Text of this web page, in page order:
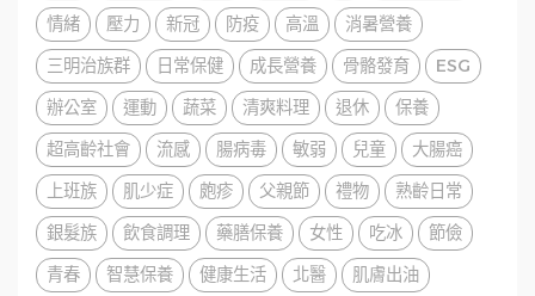
情緒
壓力 新冠 防疫 高溫
消暑營養
三明治族群
日常保健 成長營養 骨骼發育
ESG
辦公室
運動 蔬菜 清爽料理 退休
保養
超高齡社會
流感 腸病毒 敏弱 兒童
大腸癌
上班族
肌少症 皰疹 父親節 禮物
熟齡日常
銀髮族
飲食調理 藥膳保養 女性 吃冰
節儉
青春
智慧保養 健康生活 北醫
肌膚出油